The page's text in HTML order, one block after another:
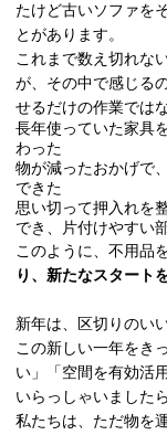
たけど古いソファを
とがあります。
これまで数え切れな
が、その中で感じる
せるだけの作業では
長年使っていた家具
わった
物が減ったおかげで
できた
思い切って押入れを
でき、片付けやすい
このように、不用品
り、新たなスタート
新年は、区切りのい
この新しい一年をき
い」「空間を有効活
いらっしゃいました
私たちは、ただ物を